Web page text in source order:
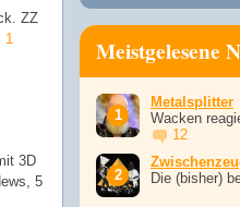
ZZ
1
3D
5
Meistgelesene
Metalsplitter
Wacken
12
Die (bisher)